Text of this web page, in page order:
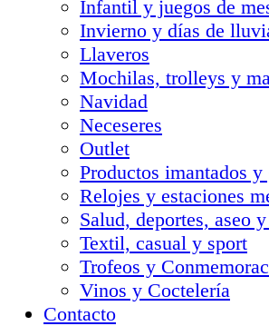
Infantil y juegos de
Invierno y días de
Llaveros
Mochilas, trolleys y
Navidad
Neceseres
Outlet
Productos imantados y
Relojes y estaciones
Salud, deportes, aseo
Textil, casual y sport
Trofeos y
Vinos y Coctelería
Contacto